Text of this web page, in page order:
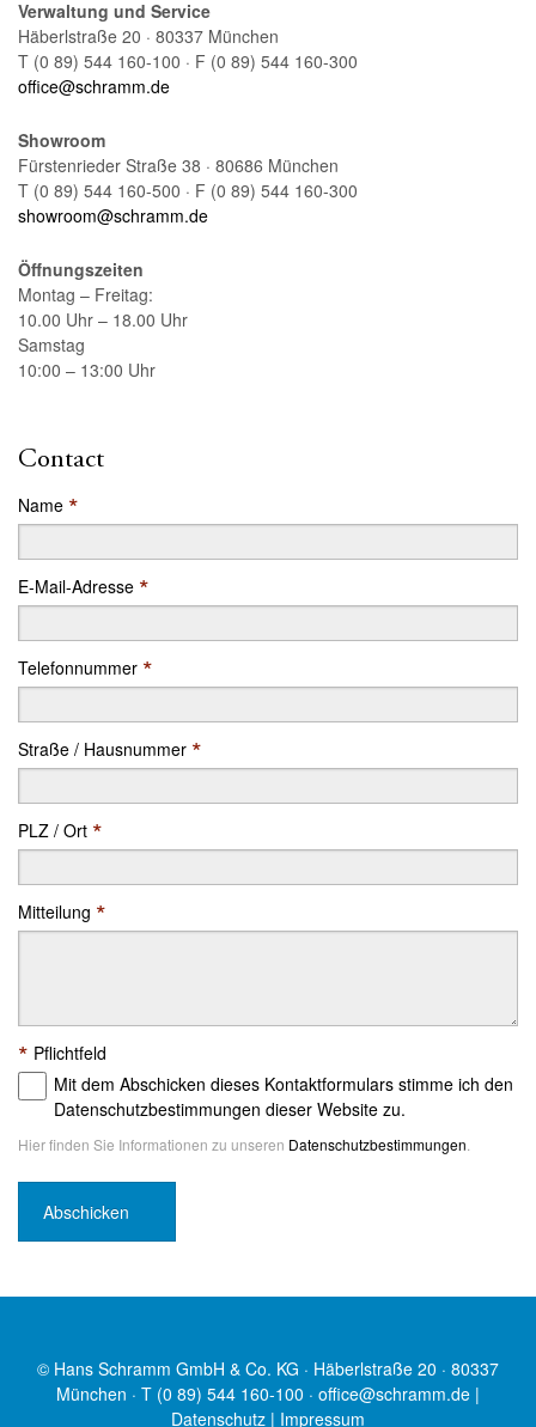
Contact
Name *
E-Mail-Adresse *
Telefonnummer *
Straße / Hausnummer *
PLZ / Ort *
Mitteilung *
* Pflichtfeld
Mit dem Abschicken dieses Kontaktformulars stimme ich den
Datenschutzbestimmungen dieser Website zu.
Hier finden Sie Informationen zu unseren Datenschutzbestimmungen
Verwaltung und Service
Häberlstraße 20 · 80337 München
T (0 89) 544 160-100 · F (0 89) 544 160-300
office@schramm.de
Showroom
Fürstenrieder Straße 38 · 80686 München
T (0 89) 544 160-500 · F (0 89) 544 160-300
showroom@schramm.de
Öffnungszeiten
Montag – Freitag:
10.00 Uhr – 18.00 Uhr
Samstag
10:00 – 13:00 Uhr
© Hans Schramm GmbH & Co. KG · Häberlstraße 20 · 80337
München · T (0 89) 544 160-100 · office@schramm.de |
Datenschutz | Impressum